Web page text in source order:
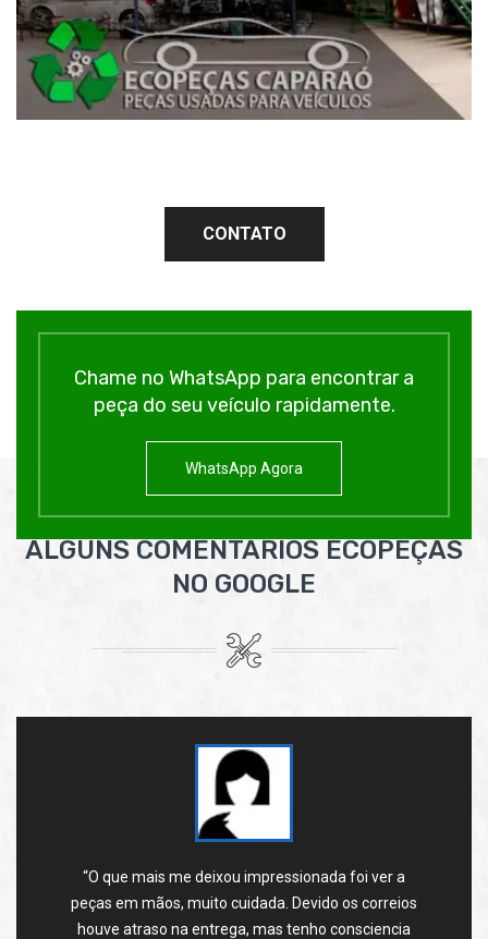
CONTATO
Chame no WhatsApp para encontrar a
peça do seu veículo rapidamente.
WhatsApp Agora
ALGUNS COMENTÁRIOS ECOPEÇAS
NO GOOGLE
“Sofri pra achar a peça pro meu veículo, mas
depois de algumas consultas no Google cheguei a
Ecopeças e enfim comprei a peça que precisava.